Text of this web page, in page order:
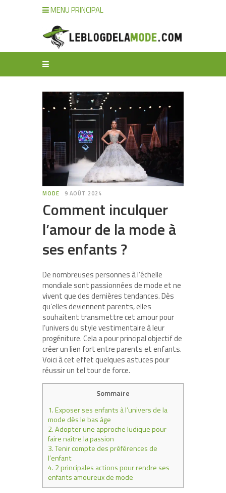
MENU PRINCIPAL
MODE 9 AOÛT 2024
Comment inculquer
l’amour de la mode à
ses enfants ?
De nombreuses personnes à l’échelle
mondiale sont passionnées de mode et ne
vivent que des dernières tendances. Dès
qu’elles deviennent parents, elles
souhaitent transmettre cet amour pour
l’univers du style vestimentaire à leur
progéniture. Cela a pour principal objectif de
créer un lien fort entre parents et enfants.
Voici à cet effet quelques astuces pour
réussir un tel tour de force.
Sommaire
1.Exposer ses enfants à l’univers de la
mode dès le bas âge
2.Adopter une approche ludique pour
faire naître la passion
3.Tenir compte des préférences de
l’enfant
4. 2 principales actions pour rendre ses
enfants amoureux de mode